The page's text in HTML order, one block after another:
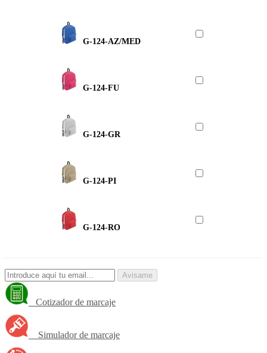
G-124-AZ/MED
G-124-FU
G-124-GR
G-124-PI
G-124-RO
Avisame
Cotizador de marcaje
Simulador de marcaje